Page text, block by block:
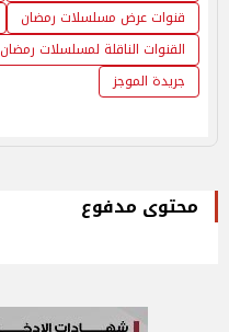
قنوات عرض مسلسلات رمضان
القنوات الناقلة لمسلسلات رمضان
جريدة الموجز
محتوى مدفوع